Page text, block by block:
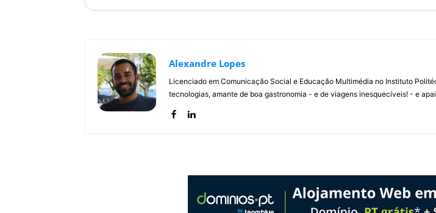
Alexandre Lopes
Licenciado em Comunicação Social e Educação Multimédia no Instituto
tecnologias, amante de boa gastronomia - e de viagens inesquecíveis! - e